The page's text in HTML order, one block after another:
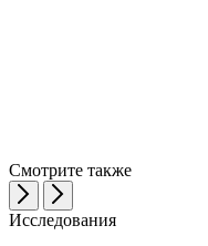
Смотрите также
Исследования